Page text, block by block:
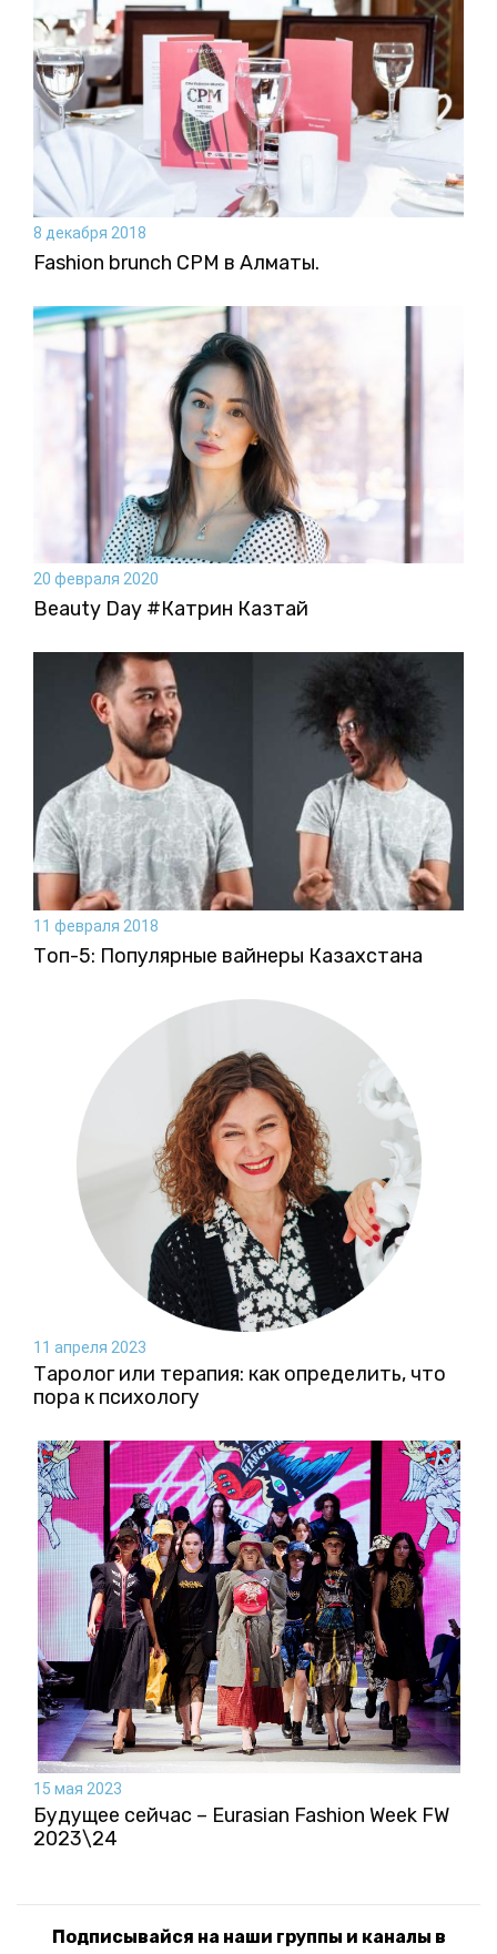
8 декабря 2018
Fashion brunch CPM в Алматы.
20 февраля 2020
Beauty Day #Катрин Казтай
11 февраля 2018
Топ-5: Популярные вайнеры Казахстана
11 апреля 2023
Таролог или терапия: как определить, что
пора к психологу
15 мая 2023
Будущее сейчас – Eurasian Fashion Week FW
2023\24
Подписывайся на наши группы и каналы в